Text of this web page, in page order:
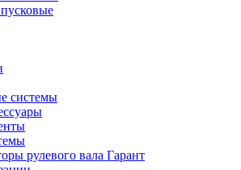
системы
рулевого вала Гарант